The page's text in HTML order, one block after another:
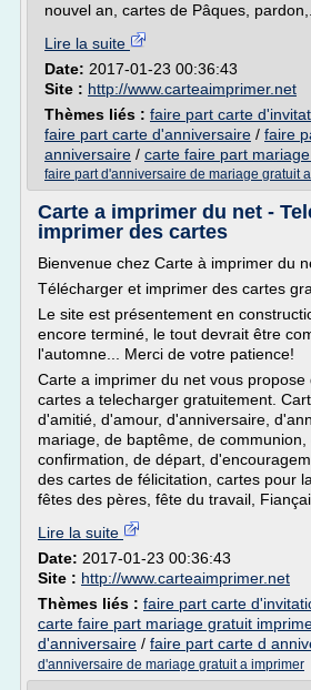
nouvel an, cartes de Pâques,
Lire la suite
Date: 2017-01-23 00:36:43
Site : http://www.carteaimprimer.net
Thèmes liés : faire part carte
faire part carte d'anniversaire / faire
anniversaire / carte faire part
faire part d'anniversaire de mariage gratuit
Carte a imprimer du net -
imprimer des cartes
Bienvenue chez Carte à imprimer du
Télécharger et imprimer des cartes
Le site est présentement en
encore terminé, le tout devrait être
l'automne... Merci de votre patience!
Carte a imprimer du net vous propose
cartes a telecharger gratuitement.
d'amitié, d'amour, d'anniversaire,
mariage, de baptême, de
confirmation, de départ,
des cartes de félicitation, cartes pour
fêtes des pères, fête du travail,
Lire la suite
Date: 2017-01-23 00:36:43
Site : http://www.carteaimprimer.net
Thèmes liés : faire part carte
carte faire part mariage gratuit
d'anniversaire / faire part carte d
d'anniversaire de mariage gratuit a imprimer